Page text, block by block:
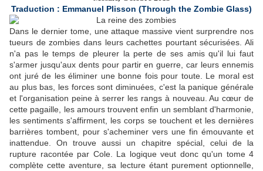
Traduction : Emmanuel Plisson (Through the Zombie Glass)
Dans le dernier tome, une attaque massive vient surprendre nos
tueurs de zombies dans leurs cachettes pourtant sécurisées. Ali
n'a pas le temps de pleurer la perte de ses amis qu'il lui faut
s'armer jusqu'aux dents pour partir en guerre, car leurs ennemis
ont juré de les éliminer une bonne fois pour toute. Le moral est
au plus bas, les forces sont diminuées, c'est la panique générale
et l'organisation peine à serrer les rangs à nouveau. Au cœur de
cette pagaille, les amours trouvent enfin un semblant d'harmonie,
les sentiments s'affirment, les corps se touchent et les dernières
barrières tombent, pour s'acheminer vers une fin émouvante et
inattendue. On trouve aussi un chapitre spécial, celui de la
rupture racontée par Cole. La logique veut donc qu'un tome 4
complète cette aventure, sa lecture étant purement optionnelle,